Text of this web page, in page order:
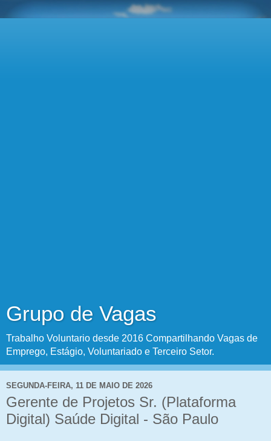
Grupo de Vagas
Trabalho Voluntario desde 2016 Compartilhando Vagas de
Emprego, Estágio, Voluntariado e Terceiro Setor.
SEGUNDA-FEIRA, 11 DE MAIO DE 2026
Gerente de Projetos Sr. (Plataforma
Digital) Saúde Digital - São Paulo